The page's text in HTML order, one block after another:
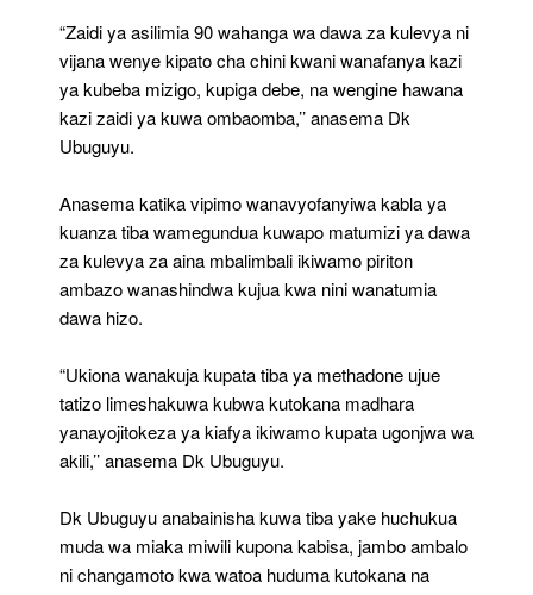
“Zaidi ya asilimia 90 wahanga wa dawa za kulevya ni
vijana wenye kipato cha chini kwani wanafanya kazi
ya kubeba mizigo, kupiga debe, na wengine hawana
kazi zaidi ya kuwa ombaomba,’’ anasema Dk
Ubuguyu.
Anasema katika vipimo wanavyofanyiwa kabla ya
kuanza tiba wamegundua kuwapo matumizi ya dawa
za kulevya za aina mbalimbali ikiwamo piriton
ambazo wanashindwa kujua kwa nini wanatumia
dawa hizo.
“Ukiona wanakuja kupata tiba ya methadone ujue
tatizo limeshakuwa kubwa kutokana madhara
yanayojitokeza ya kiafya ikiwamo kupata ugonjwa wa
akili,’’ anasema Dk Ubuguyu.
Dk Ubuguyu anabainisha kuwa tiba yake huchukua
muda wa miaka miwili kupona kabisa, jambo ambalo
ni changamoto kwa watoa huduma kutokana na